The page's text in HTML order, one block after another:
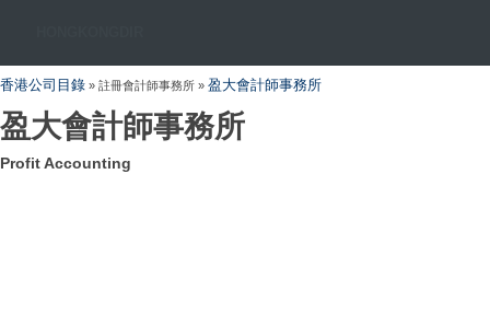
香港公司目錄 » 註冊會計師事務所 » 盈大會計師事務所
盈大會計師事務所
Profit Accounting